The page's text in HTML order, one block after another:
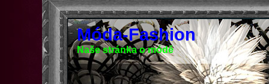
Móda-Fashion
Naše stránka o módě